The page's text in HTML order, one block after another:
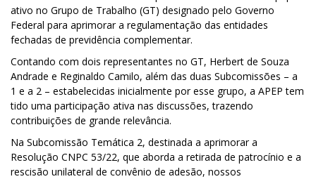
ativo no Grupo de Trabalho (GT) designado pelo Governo
Federal para aprimorar a regulamentação das entidades
fechadas de previdência complementar.
Contando com dois representantes no GT, Herbert de Souza
Andrade e Reginaldo Camilo, além das duas Subcomissões – a
1 e a 2 – estabelecidas inicialmente por esse grupo, a APEP tem
tido uma participação ativa nas discussões, trazendo
contribuições de grande relevância.
Na Subcomissão Temática 2, destinada a aprimorar a
Resolução CNPC 53/22, que aborda a retirada de patrocínio e a
rescisão unilateral de convênio de adesão, nossos